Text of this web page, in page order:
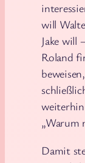
will
Jake will
Roland
„Warum
Damit